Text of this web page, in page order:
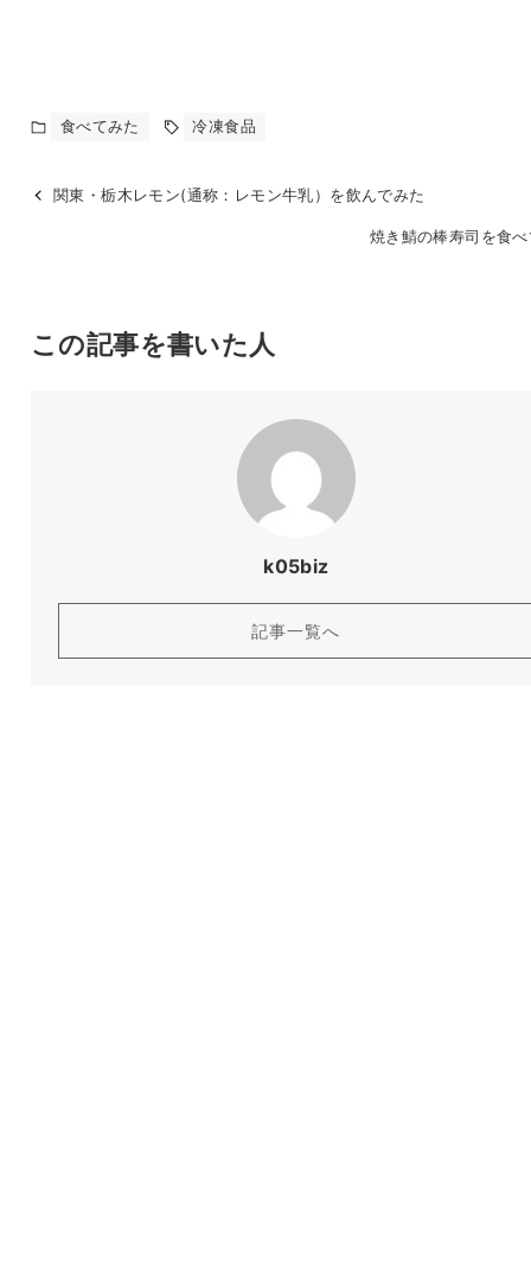
食べてみた 冷凍食品
関東・栃木レモン(通称：レモン牛乳）を飲んでみた
焼き鯖の棒寿司を食
この記事を書いた人
k05biz
記事一覧へ